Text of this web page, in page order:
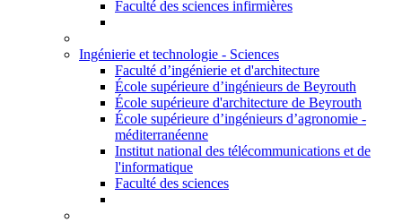
Faculté des sciences infirmières
Ingénierie et technologie - Sciences
Faculté d’ingénierie et d'architecture
École supérieure d’ingénieurs de Beyrouth
École supérieure d'architecture de Beyrouth
École supérieure d’ingénieurs d’agronomie -
méditerranéenne
Institut national des télécommunications et de
l'informatique
Faculté des sciences